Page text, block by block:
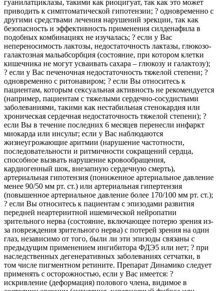
гуанилатциклазы, такими как риоцигуат, так как это может
приводить к симптоматической гипотензии; ? одновременно с
другими средствами лечения нарушений эрекции, так как
безопасность и эффективность применения силденафила в
подобных комбинациях не изучалась; ? если у Вас
непереносимость лактозы, недостаточность лактазы, глюкозо-
галактозная мальабсорбция (состояние, при котором клетки
кишечника не могут усваивать сахара – глюкозу и галактозу);
? если у Вас печеночная недостаточность тяжелой степени; ?
одновременно с ритонавиром; ? если Вы относитесь к
пациентам, которым сексуальная активность не рекомендуется
(например, пациентам с тяжелыми сердечно-сосудистыми
заболеваниями, такими как нестабильная стенокардия или
хроническая сердечная недостаточность тяжелой степени); ?
если Вы в течение последних 6 месяцев перенесли инфаркт
миокарда или инсульт; если у Вас наблюдаются
жизнеугрожающие аритмии (нарушение частотности,
последовательности и ритмичности сокращений сердца,
способное вызвать нарушение кровообращения,
кардиогенный шок, внезапную сердечную смерть),
артериальная гипотензия (пониженное артериальное давление
менее 90/50 мм рт. ст.) или артериальная гипертензия
(повышенное артериальное давление более 170/100 мм рт. ст.);
? если Вы относитесь к пациентам с эпизодами развития
передней неартериитной ишемической нейропатии
зрительного нерва (состояние, включающее потерю зрения из-
за повреждения зрительного нерва) с потерей зрения на один
глаз, независимо от того, были ли эти эпизоды связаны с
предыдущим применением ингибитора ФДЭ5 или нет; ? при
наследственных дегенеративных заболеваниях сетчатки, в
том числе пигментном ретините. Препарат Динамико следует
применять с осторожностью, если у Вас имеется: ?
искривление (деформация) полового члена, видимое в